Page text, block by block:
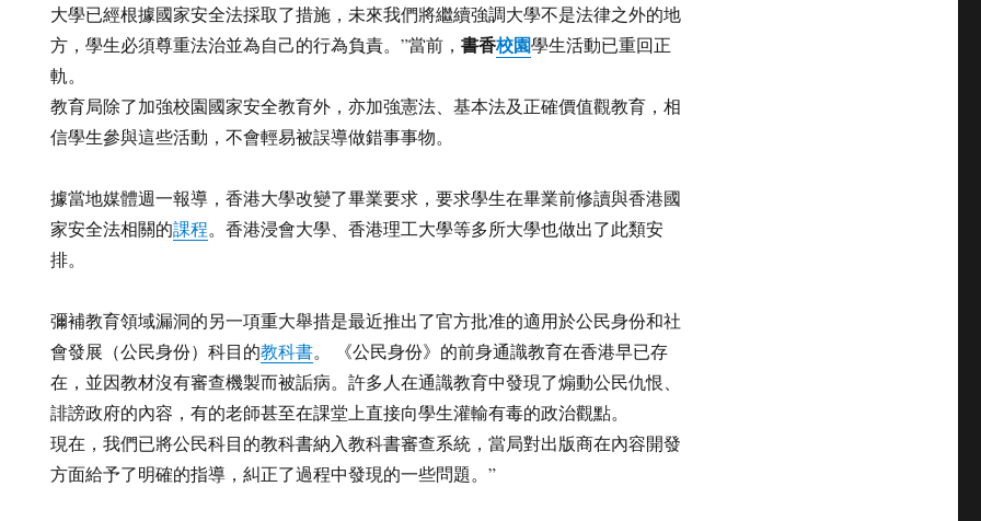
大學已經根據國家安全法採取了措施，未來我們將繼續強調大學不是法律之外的地
方，學生必須尊重法治並為自己的行為負責。”當前，書香校園學生活動已重回正
軌。
教育局除了加強校園國家安全教育外，亦加強憲法、基本法及正確價值觀教育，相
信學生參與這些活動，不會輕易被誤導做錯事事物。
據當地媒體週一報導，香港大學改變了畢業要求，要求學生在畢業前修讀與香港國
家安全法相關的課程。香港浸會大學、香港理工大學等多所大學也做出了此類安
排。
彌補教育領域漏洞的另一項重大舉措是最近推出了官方批准的適用於公民身份和社
會發展（公民身份）科目的教科書。 《公民身份》的前身通識教育在香港早已存
在，並因教材沒有審查機製而被詬病。許多人在通識教育中發現了煽動公民仇恨、
誹謗政府的內容，有的老師甚至在課堂上直接向學生灌輸有毒的政治觀點。
現在，我們已將公民科目的教科書納入教科書審查系統，當局對出版商在內容開發
方面給予了明確的指導，糾正了過程中發現的一些問題。”